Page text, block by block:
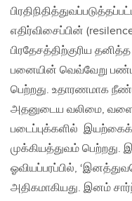
எதிர்விசைப்பின்
பிரதேசத்திற்குரிய
பனையின் வெவ்வேறு
பெற்றது. உதாரணமாக
அதனுடைய வலிமை,
படைப்புக்களில்
முக்கியத்துவம்
ஓவியப்பரப்பில்,
அதிகமாகியது. இனம்